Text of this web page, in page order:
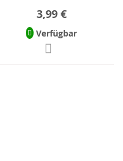
3,99 €
Verfügbar